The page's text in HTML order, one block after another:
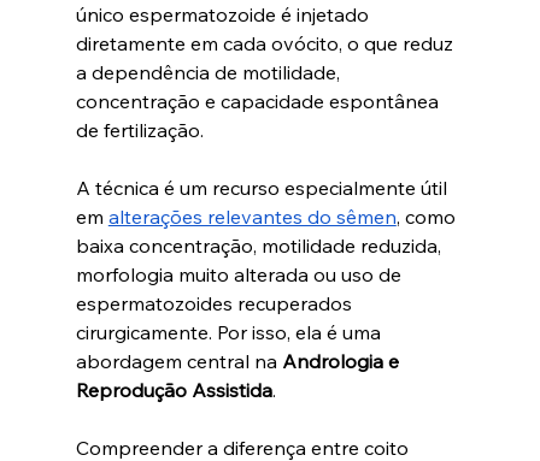
único espermatozoide é injetado
diretamente em cada ovócito, o que reduz
a dependência de motilidade,
concentração e capacidade espontânea
de fertilização.
A técnica é um recurso especialmente útil
em alterações relevantes do sêmen, como
baixa concentração, motilidade reduzida,
morfologia muito alterada ou uso de
espermatozoides recuperados
cirurgicamente. Por isso, ela é uma
abordagem central na Andrologia e
Reprodução Assistida.
Compreender a diferença entre coito